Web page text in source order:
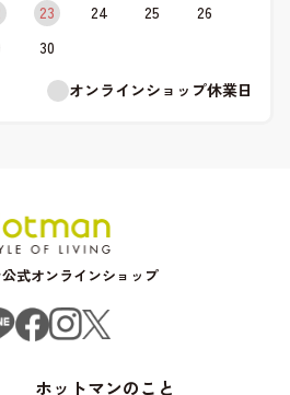
23 24 25
26
30
オンラインショップ休業日
式オンラインショップ
ホットマンのこと